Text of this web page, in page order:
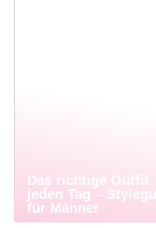
Das richtige Outfit
jeden Tag –
für Männer